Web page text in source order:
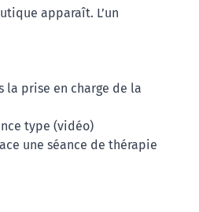
apparaît. L’un
la prise en charge de la
type (vidéo)
une séance de thérapie